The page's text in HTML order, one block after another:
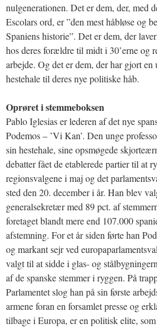
nulgenerationen. Det er dem, der, med
Escolars ord, er ”den mest håbløse og
Spaniens historie”. Det er dem, der
hos deres forældre til midt i 30’erne og
arbejde. Og det er dem, der har gjort en
hestehale til deres nye politiske håb.
Oprøret i stemmeboksen
Pablo Iglesias er lederen af det nye
Podemos – ’Vi Kan’. Den unge
sin hestehale, sine opsmøgede
debatter fået de etablerede partier til at
regionsvalgene i maj og det
sted den 20. december i år. Han blev
generalsekretær med 89 pct. af
foretaget blandt mere end 107.000
afstemning. For et år siden førte han
og markant sejr ved
valgt til at sidde i glas- og
af de spanske stemmer i ryggen. På
Parlamentet slog han på sin første
armene foran en forsamlet presse og
tilbage i Europa, er en politisk elite,